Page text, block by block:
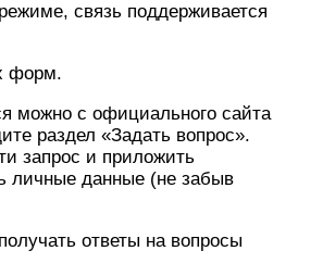
связь поддерживается
форм.
можно с официального сайта
раздел «Задать вопрос».
запрос и приложить
личные данные (не забыв
ответы на вопросы